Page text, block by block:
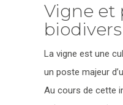
Vigne et
La vigne est une
un poste majeur
Au cours de cette